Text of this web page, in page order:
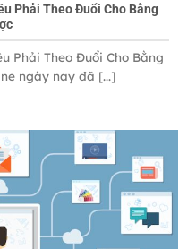
Phải Theo Đuổi Cho Bằng
Phải Theo Đuổi Cho Bằng
ngày nay đã [...]